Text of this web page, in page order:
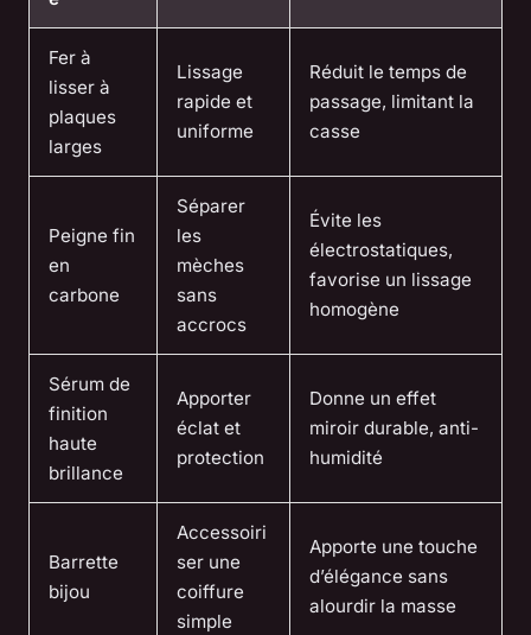
Fer à
lisser à
plaques
larges
Lissage
rapide et
uniforme
Réduit le temps de
passage, limitant la
casse
Peigne fin
en
carbone
Séparer
les
mèches
sans
accrocs
Évite les
électrostatiques,
favorise un lissage
homogène
Sérum de
finition
haute
brillance
Apporter
éclat et
protection
Donne un effet
miroir durable, anti-
humidité
Barrette
bijou
Accessoiri
ser une
coiffure
simple
Apporte une touche
d’élégance sans
alourdir la masse